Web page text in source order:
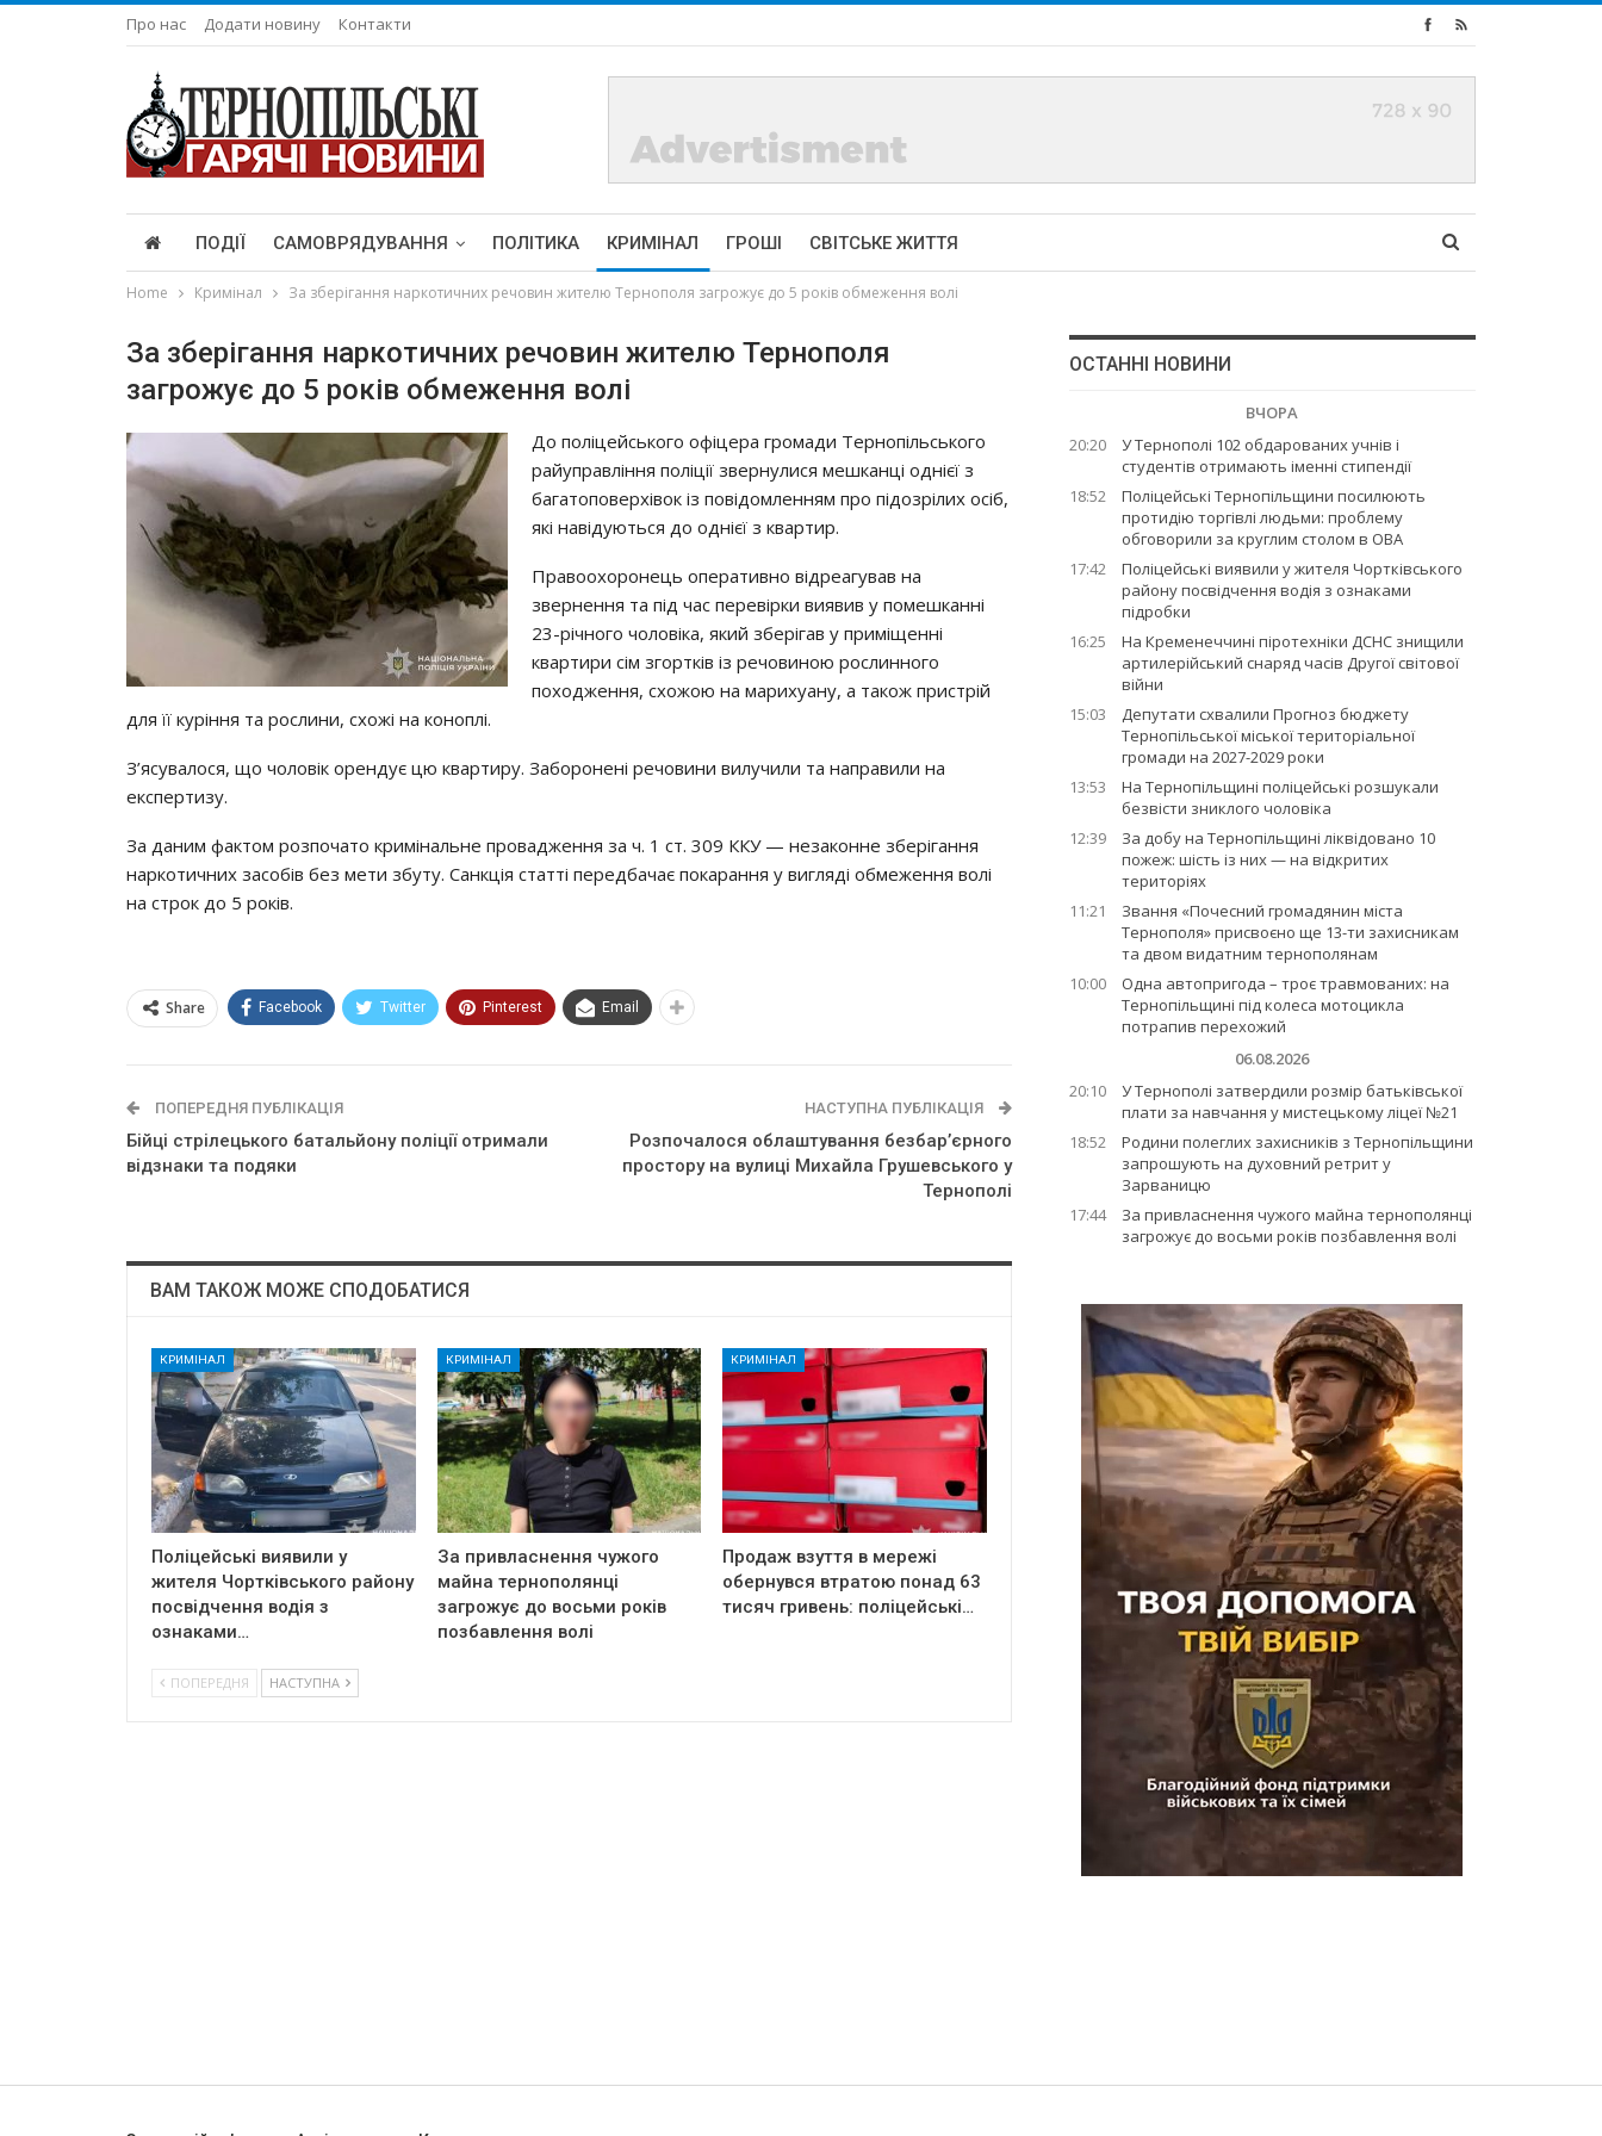
Про нас Додати новину Контакти
ПОДІЇ САМОВРЯДУВАННЯ ПОЛІТИКА КРИМІНАЛ ГРОШІ СВІТСЬКЕ ЖИТТЯ
Home Кримінал За зберігання наркотичних речовин жителю Тернополя загрожує до 5 років обмеження волі
За зберігання наркотичних речовин жителю Тернополя
загрожує до 5 років обмеження волі
До поліцейського офіцера громади Тернопільського
райуправління поліції звернулися мешканці однієї з
багатоповерхівок із повідомленням про підозрілих осіб,
які навідуються до однієї з квартир.
Правоохоронець оперативно відреагував на
звернення та під час перевірки виявив у помешканні
23-річного чоловіка, який зберігав у приміщенні
квартири сім згортків із речовиною рослинного
походження, схожою на марихуану, а також пристрій
для її куріння та рослини, схожі на коноплі.
З’ясувалося, що чоловік орендує цю квартиру. Заборонені речовини вилучили та направили на
експертизу.
За даним фактом розпочато кримінальне провадження за ч. 1 ст. 309 ККУ — незаконне зберігання
наркотичних засобів без мети збуту. Санкція статті передбачає покарання у вигляді обмеження волі
на строк до 5 років.
Share Facebook Twitter Pinterest Email
ПОПЕРЕДНЯ ПУБЛІКАЦІЯ
Бійці стрілецького батальйону поліції отримали
відзнаки та подяки
НАСТУПНА ПУБЛІКАЦІЯ
Розпочалося облаштування безбар’єрного
простору на вулиці Михайла Грушевського у
Тернополі
ВАМ ТАКОЖ МОЖЕ СПОДОБАТИСЯ
КРИМІНАЛ
Поліцейські виявили у
жителя Чортківського району
посвідчення водія з
ознаками…
КРИМІНАЛ
За привласнення чужого
майна тернополянці
загрожує до восьми років
позбавлення волі
КРИМІНАЛ
Продаж взуття в мережі
обернувся втратою понад 63
тисяч гривень: поліцейські…
ПОПЕРЕДНЯ НАСТУПНА
ОСТАННІ НОВИНИ
ВЧОРА
20:20
У Тернополі 102 обдарованих учнів і
студентів отримають іменні стипендії
18:52
Поліцейські Тернопільщини посилюють
протидію торгівлі людьми: проблему
обговорили за круглим столом в ОВА
17:42
Поліцейські виявили у жителя Чортківського
району посвідчення водія з ознаками
підробки
16:25
На Кременеччині піротехніки ДСНС знищили
артилерійський снаряд часів Другої світової
війни
15:03
Депутати схвалили Прогноз бюджету
Тернопільської міської територіальної
громади на 2027-2029 роки
13:53
На Тернопільщині поліцейські розшукали
безвісти зниклого чоловіка
12:39
За добу на Тернопільщині ліквідовано 10
пожеж: шість із них — на відкритих
територіях
11:21
Звання «Почесний громадянин міста
Тернополя» присвоєно ще 13-ти захисникам
та двом видатним тернополянам
10:00
Одна автопригода – троє травмованих: на
Тернопільщині під колеса мотоцикла
потрапив перехожий
06.08.2026
20:10
У Тернополі затвердили розмір батьківської
плати за навчання у мистецькому ліцеї №21
18:52
Родини полеглих захисників з Тернопільщини
запрошують на духовний ретрит у
Зарваницю
17:44
За привласнення чужого майна тернополянці
загрожує до восьми років позбавлення волі